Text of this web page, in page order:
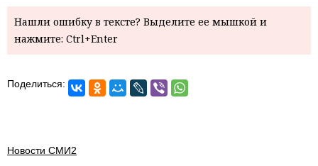
Нашли ошибку в тексте? Выделите ее мышкой и
нажмите: Ctrl+Enter
Поделиться:
Новости СМИ2